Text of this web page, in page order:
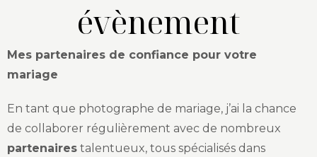
évènement
Mes partenaires de confiance pour votre
mariage
En tant que photographe de mariage, j’ai la chance
de collaborer régulièrement avec de nombreux
partenaires talentueux, tous spécialisés dans